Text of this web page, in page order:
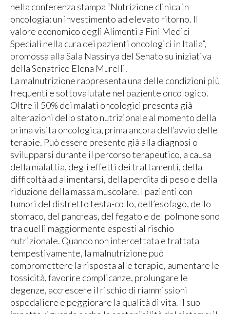
nella conferenza stampa “Nutrizione clinica in
oncologia: un investimento ad elevato ritorno. Il
valore economico degli Alimenti a Fini Medici
Speciali nella cura dei pazienti oncologici in Italia”,
promossa alla Sala Nassirya del Senato su iniziativa
della Senatrice Elena Murelli.
La malnutrizione rappresenta una delle condizioni più
frequenti e sottovalutate nel paziente oncologico.
Oltre il 50% dei malati oncologici presenta già
alterazioni dello stato nutrizionale al momento della
prima visita oncologica, prima ancora dell’avvio delle
terapie. Può essere presente già alla diagnosi o
svilupparsi durante il percorso terapeutico, a causa
della malattia, degli effetti dei trattamenti, della
difficoltà ad alimentarsi, della perdita di peso e della
riduzione della massa muscolare. I pazienti con
tumori del distretto testa-collo, dell’esofago, dello
stomaco, del pancreas, del fegato e del polmone sono
tra quelli maggiormente esposti al rischio
nutrizionale. Quando non intercettata e trattata
tempestivamente, la malnutrizione può
compromettere la risposta alle terapie, aumentare le
tossicità, favorire complicanze, prolungare le
degenze, accrescere il rischio di riammissioni
ospedaliere e peggiorare la qualità di vita. Il suo